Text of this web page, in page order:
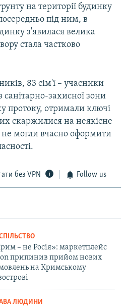
на території будинку
під ним, в
з'явилася велика
стала частково
83 сім'ї – учасники
захисної зони
протоку, отримали ключі
скаржилися на неякісне
не могли вчасно оформити
без VPN Follow us
– не Росія»: маркетплейс
припинив прийом нових
на Кримському
ЛЮДИНИ